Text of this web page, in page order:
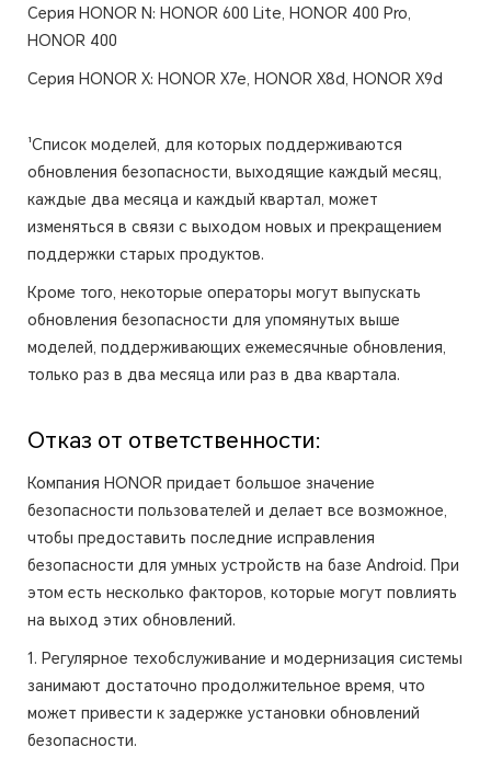
Серия HONOR N: HONOR 600 Lite, HONOR 400 Pro,
HONOR 400
Серия HONOR X: HONOR X7e, HONOR X8d, HONOR X9d
¹Список моделей, для которых поддерживаются
обновления безопасности, выходящие каждый месяц,
каждые два месяца и каждый квартал, может
изменяться в связи с выходом новых и прекращением
поддержки старых продуктов.
Кроме того, некоторые операторы могут выпускать
обновления безопасности для упомянутых выше
моделей, поддерживающих ежемесячные обновления,
только раз в два месяца или раз в два квартала.
Отказ от ответственности:
Компания HONOR придает большое значение
безопасности пользователей и делает все возможное,
чтобы предоставить последние исправления
безопасности для умных устройств на базе Android. При
этом есть несколько факторов, которые могут повлиять
на выход этих обновлений.
1. Регулярное техобслуживание и модернизация системы
занимают достаточно продолжительное время, что
может привести к задержке установки обновлений
безопасности.